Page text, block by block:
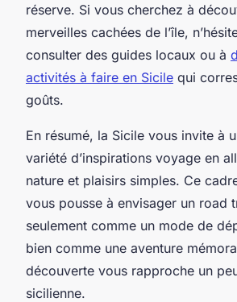
réserve. Si vous cherchez à
merveilles cachées de l’île,
consulter des guides locaux ou à
activités à faire en Sicile qui
goûts.
En résumé, la Sicile vous invite à
variété d’inspirations voyage en
nature et plaisirs simples. Ce
vous pousse à envisager un road
seulement comme un mode de
bien comme une aventure
découverte vous rapproche un
sicilienne.